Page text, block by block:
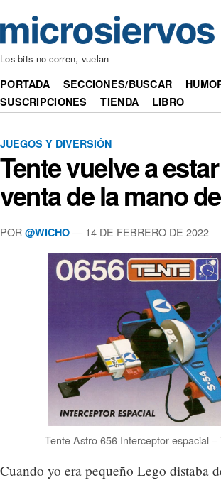
Los bits no corren, vuelan
PORTADA SECCIONES/BUSCAR
SUSCRIPCIONES
TIENDA LIBRO
JUEGOS Y DIVERSIÓN
Tente vuelve a
venta de la mano
POR @WICHO — 14 DE FEBRERO DE 2022
Tente Astro 656 Interceptor espacial –
Cuando yo era pequeño Lego distaba